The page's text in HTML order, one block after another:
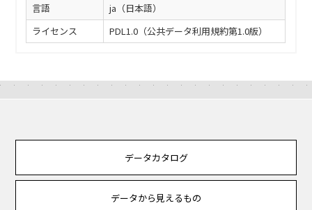
言語
ja（日本語）
ライセンス
PDL1.0（公共データ利用規約第1.0版）
データカタログ
データから見えるもの